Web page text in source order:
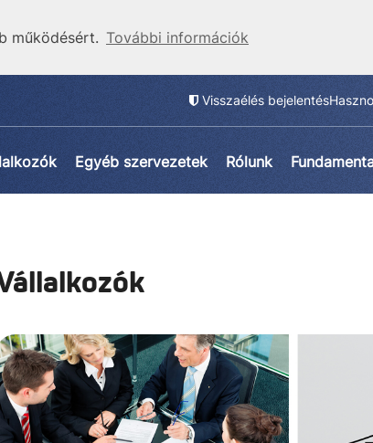
működésért. További információk
Visszaélés bejelentés
Egyéb szervezetek Rólunk